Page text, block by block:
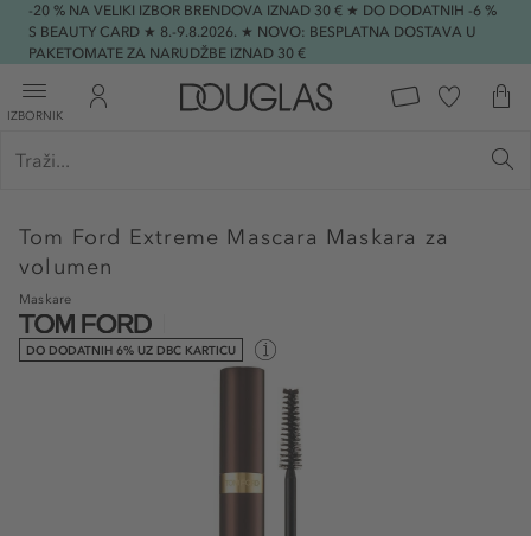
-20 % NA VELIKI IZBOR BRENDOVA IZNAD 30 € ★ DO DODATNIH -6 %
S BEAUTY CARD ★ 8.-9.8.2026. ★ NOVO: BESPLATNA DOSTAVA U
PAKETOMATE ZA NARUDŽBE IZNAD 30 €
IZBORNIK
Tom Ford Extreme Mascara Maskara za
volumen
Maskare
DO DODATNIH 6% UZ DBC KARTICU